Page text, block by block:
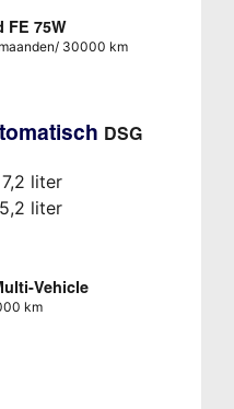
FE 75W
30000 km
DSG
liter
liter
Vehicle
km